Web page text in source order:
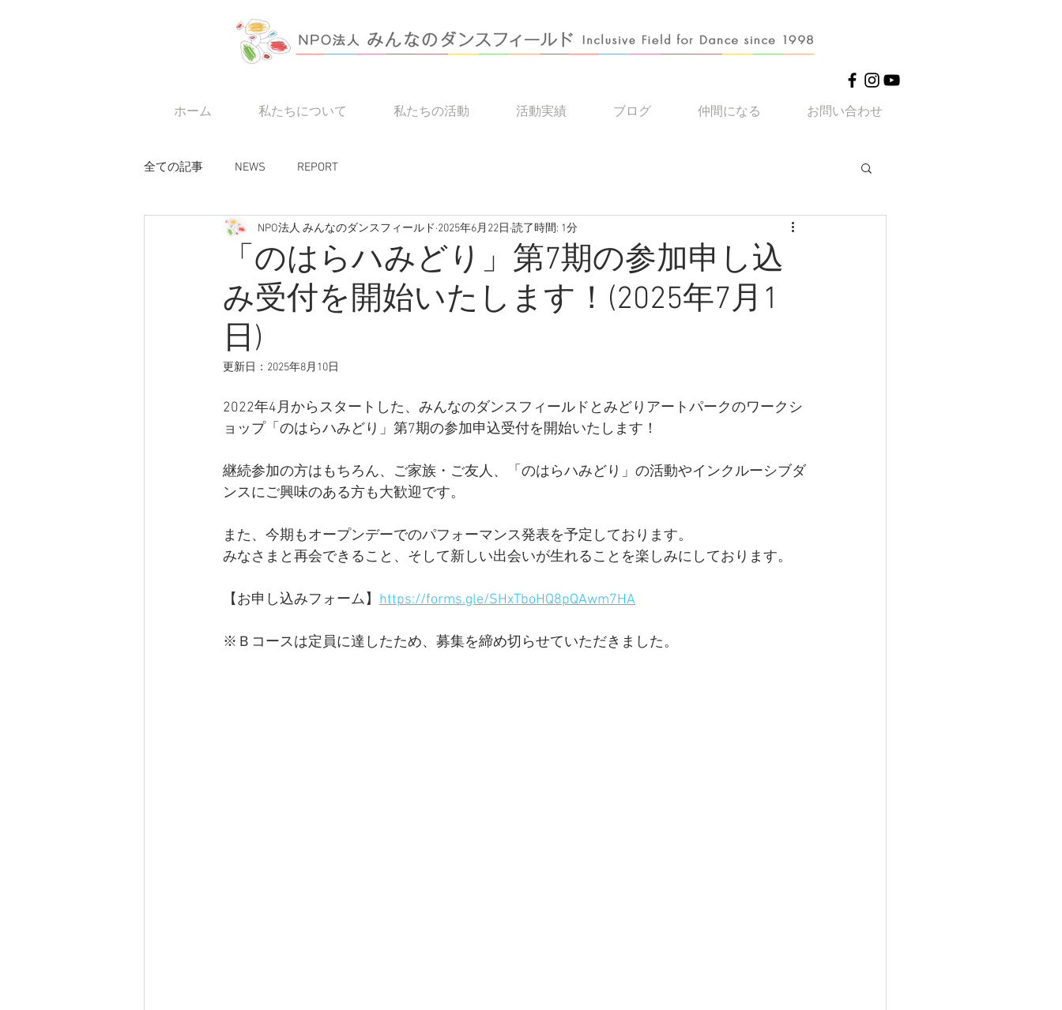
ホーム 私たちについて 私たちの活動 活動実績 ブログ 仲間になる お問い合わせ
全ての記事 NEWS REPORT
「のはらハみどり」第7期の参加申し込
み受付を開始いたします！(2025年7月1
日)
NPO法人 みんなのダンスフィールド 2025年6月22日 読了時間: 1分
更新日： 2025年8月10日
2022年4月からスタートした、みんなのダンスフィールドとみどりアートパークのワークシ
ョップ「のはらハみどり」第7期の参加申込受付を開始いたします！
継続参加の方はもちろん、ご家族・ご友人、「のはらハみどり」の活動やインクルーシブダ
ンスにご興味のある方も大歓迎です。
また、今期もオープンデーでのパフォーマンス発表を予定しております。
みなさまと再会できること、そして新しい出会いが生れることを楽しみにしております。
【お申し込みフォーム】 https://forms.gle/SHxTboHQ8pQAwm7HA
※Ｂコースは定員に達したため、募集を締め切らせていただきました。